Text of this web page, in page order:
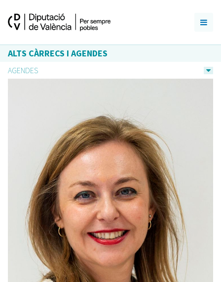
ALTS CÀRRECS I AGENDES
AGENDES